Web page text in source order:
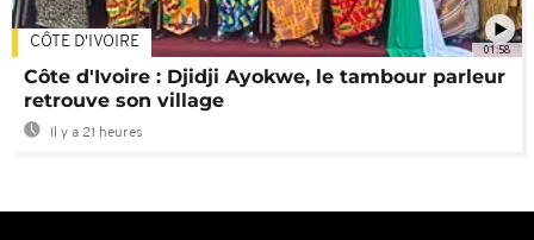
01:58
CÔTE D'IVOIRE
Côte d'Ivoire : Djidji Ayokwe, le tambour parleur
retrouve son village
Il y a 21 heures